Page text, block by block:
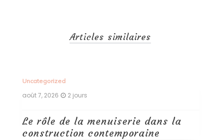
Articles similaires
Uncategorized
août 7, 2026 2 jours
Le rôle de la menuiserie dans la
construction contemporaine